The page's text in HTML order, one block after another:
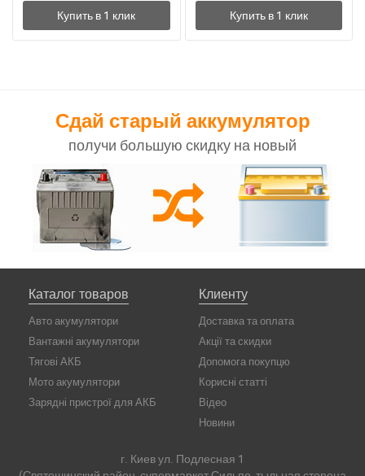
Сдай старый аккумулятор
получи большую скидку на новый
Каталог товаров
Авто акумулятори
Вантажні акумулятори
Тягові АКБ
Мото акумулятори
Зарядні пристрої для АКБ
Клиенту
Доставка та оплата
Акції та скидки
Допомога покупцю
Корисні статті
Відео
Новини
г. Киев ул. Подлесная 1